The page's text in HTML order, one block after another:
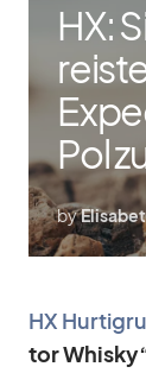
HX:
Pol
by
HX
tor